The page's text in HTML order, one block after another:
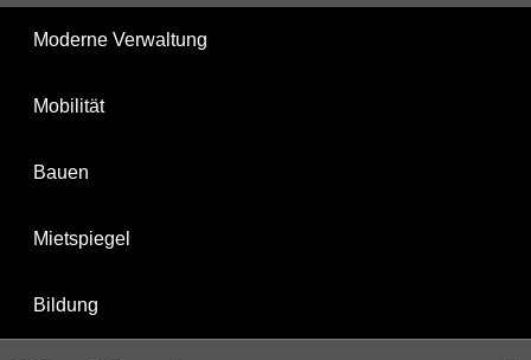
Moderne Verwaltung
Mobilität
Bauen
Mietspiegel
Bildung